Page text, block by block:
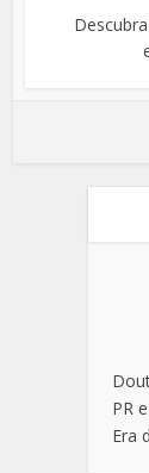
PR
Era